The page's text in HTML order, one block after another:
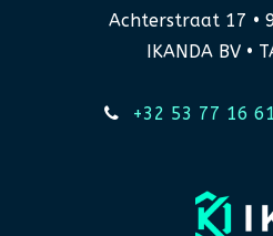
Achterstraat 17 •
IKANDA BV •
+32 53 77 16 61